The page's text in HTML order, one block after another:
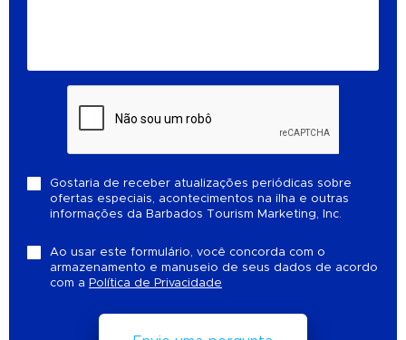
Gostaria de receber atualizações periódicas sobre
ofertas especiais, acontecimentos na ilha e outras
informações da Barbados Tourism Marketing, Inc.
Ao usar este formulário, você concorda com o
armazenamento e manuseio de seus dados de acordo
com a Política de Privacidade